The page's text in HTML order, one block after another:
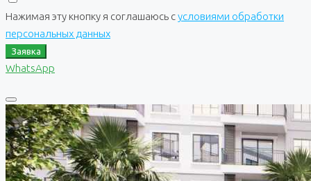
Нажимая эту кнопку я соглашаюсь сусловиями обработки
персональных данных
Заявка
WhatsApp